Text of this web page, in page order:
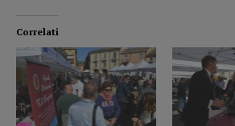
Correlati